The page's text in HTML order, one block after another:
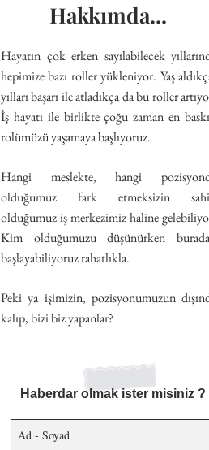
Hakkımda...
Hayatın çok erken sayılabilecek
hepimize bazı roller yükleniyor. Yaş
yılları başarı ile atladıkça da bu roller
İş hayatı ile birlikte çoğu zaman en
rolümüzü yaşamaya başlıyoruz.
Hangi meslekte, hangi
olduğumuz fark etmeksizin
olduğumuz iş merkezimiz haline
Kim olduğumuzu düşünürken
başlayabiliyoruz rahatlıkla.
Peki ya işimizin, pozisyonumuzun
kalıp, bizi biz yapanlar?
Haberdar olmak ister misiniz ?